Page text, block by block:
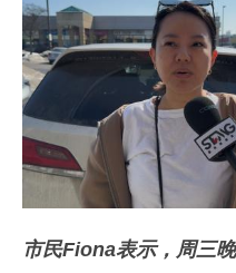
市民Fiona表示，周三